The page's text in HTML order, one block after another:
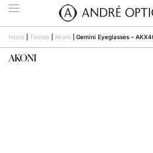
Inicio Tienda Akoni Gemini Eyeglasses –
AKONI